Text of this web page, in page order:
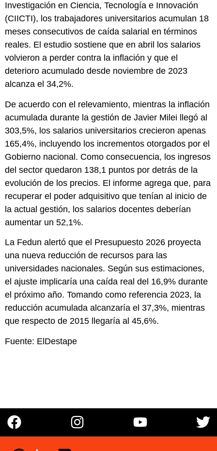
Investigación en Ciencia, Tecnología e Innovación
(CIICTI), los trabajadores universitarios acumulan 18
meses consecutivos de caída salarial en términos
reales. El estudio sostiene que en abril los salarios
volvieron a perder contra la inflación y que el
deterioro acumulado desde noviembre de 2023
alcanza el 34,2%.
De acuerdo con el relevamiento, mientras la inflación
acumulada durante la gestión de Javier Milei llegó al
303,5%, los salarios universitarios crecieron apenas
165,4%, incluyendo los incrementos otorgados por el
Gobierno nacional. Como consecuencia, los ingresos
del sector quedaron 138,1 puntos por detrás de la
evolución de los precios. El informe agrega que, para
recuperar el poder adquisitivo que tenían al inicio de
la actual gestión, los salarios docentes deberían
aumentar un 52,1%.
La Fedun alertó que el Presupuesto 2026 proyecta
una nueva reducción de recursos para las
universidades nacionales. Según sus estimaciones,
el ajuste implicaría una caída real del 16,9% durante
el próximo año. Tomando como referencia 2023, la
reducción acumulada alcanzaría el 37,3%, mientras
que respecto de 2015 llegaría al 45,6%.
Fuente: ElDestape